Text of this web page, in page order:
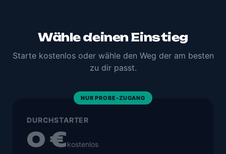
Wähle deinen Einstieg
Starte kostenlos oder wähle den Weg der am besten
zu dir passt.
NUR PROBE-ZUGANG
DURCHSTARTER
0 €kostenlos